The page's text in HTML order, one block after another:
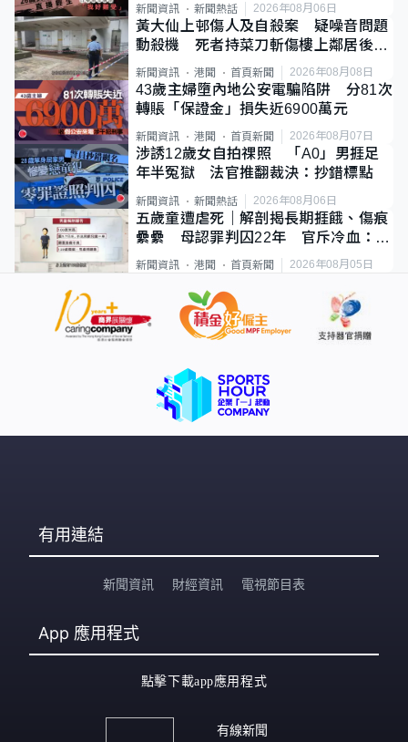
新聞資訊 新聞熱話 2026年08月06日
黃大仙上邨傷人及自殺案 疑噪音問題
動殺機 死者持菜刀斬傷樓上鄰居後墮
斃
新聞資訊 港聞 首頁新聞 2026年08月08日
43歲主婦墮內地公安電騙陷阱 分81次
轉賬「保證金」損失近6900萬元
新聞資訊 港聞 首頁新聞 2026年08月07日
涉誘12歲女自拍祼照 「A0」男捱足
年半冤獄 法官推翻裁決：抄錯標點
新聞資訊 新聞熱話 2026年08月06日
五歲童遭虐死｜解剖揭長期捱餓、傷痕
纍纍 母認罪判囚22年 官斥冷血：同
類案最惡劣
新聞資訊 港聞 首頁新聞 2026年08月05日
有用連結
新聞資訊 財經資訊 電視節目表
App 應用程式
點擊下載app應用程式
有線新聞